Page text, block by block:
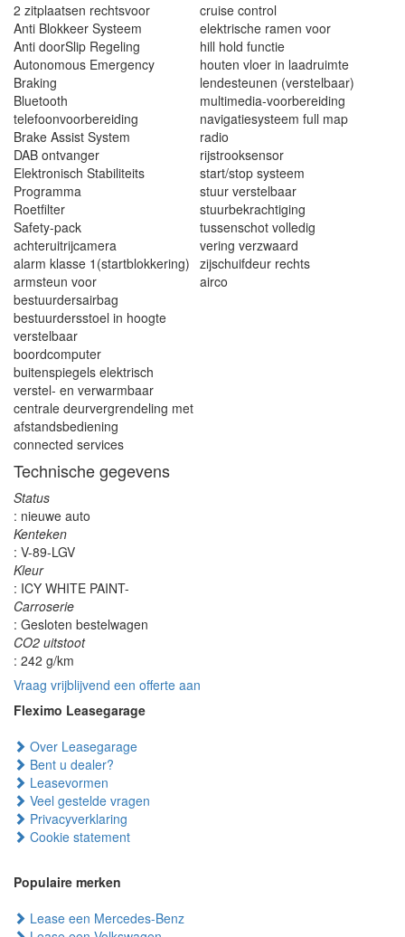
2 zitplaatsen rechtsvoor
Anti Blokkeer Systeem
Anti doorSlip Regeling
Autonomous Emergency
Braking
Bluetooth
telefoonvoorbereiding
Brake Assist System
DAB ontvanger
Elektronisch Stabiliteits
Programma
Roetfilter
Safety-pack
achteruitrijcamera
alarm klasse 1(startblokkering)
armsteun voor
bestuurdersairbag
bestuurdersstoel in hoogte
verstelbaar
boordcomputer
buitenspiegels elektrisch
verstel- en verwarmbaar
centrale deurvergrendeling met
afstandsbediening
connected services
cruise control
elektrische ramen voor
hill hold functie
houten vloer in laadruimte
lendesteunen (verstelbaar)
multimedia-voorbereiding
navigatiesysteem full map
radio
rijstrooksensor
start/stop systeem
stuur verstelbaar
stuurbekrachtiging
tussenschot volledig
vering verzwaard
zijschuifdeur rechts
airco
Technische gegevens
Status
: nieuwe auto
Kenteken
: V-89-LGV
Kleur
: ICY WHITE PAINT-
Carroserie
: Gesloten bestelwagen
CO2 uitstoot
: 242 g/km
Vraag vrijblijvend een offerte aan
Fleximo Leasegarage
Over Leasegarage
Bent u dealer?
Leasevormen
Veel gestelde vragen
Privacyverklaring
Cookie statement
Populaire merken
Lease een Mercedes-Benz